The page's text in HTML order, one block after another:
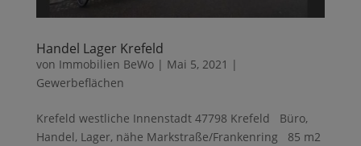
Handel Lager Krefeld
von Immobilien BeWo| Mai 5, 2021 |
Gewerbeflächen
Krefeld westliche Innenstadt 47798 Krefeld Büro,
Handel, Lager, nähe Markstraße/Frankenring 85 m2